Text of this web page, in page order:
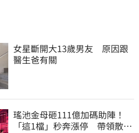
女星斷開大13歲男友　原因跟
醫生爸有關
瑤池金母砸111億加碼助陣！
「這1檔」秒奔漲停 帶領散熱